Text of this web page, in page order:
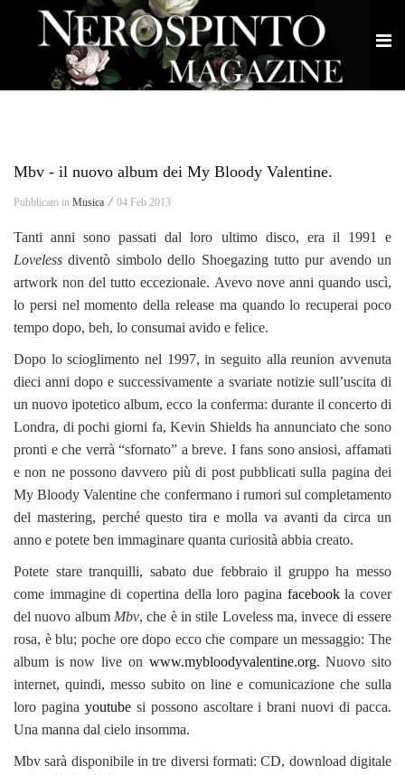
Mbv - il nuovo album dei My Bloody Valentine.
Pubblicato in Musica ⁄ 04 Feb 2013
Tanti anni sono passati dal loro ultimo disco, era il 1991 e
Loveless diventò simbolo dello Shoegazing tutto pur avendo un
artwork non del tutto eccezionale. Avevo nove anni quando uscì,
lo persi nel momento della release ma quando lo recuperai poco
tempo dopo, beh, lo consumai avido e felice.
Dopo lo scioglimento nel 1997, in seguito alla reunion avvenuta
dieci anni dopo e successivamente a svariate notizie sull’uscita di
un nuovo ipotetico album, ecco la conferma: durante il concerto di
Londra, di pochi giorni fa, Kevin Shields ha annunciato che sono
pronti e che verrà “sfornato” a breve. I fans sono ansiosi, affamati
e non ne possono davvero più di post pubblicati sulla pagina dei
My Bloody Valentine che confermano i rumori sul completamento
del mastering, perché questo tira e molla va avanti da circa un
anno e potete ben immaginare quanta curiosità abbia creato.
Potete stare tranquilli, sabato due febbraio il gruppo ha messo
come immagine di copertina della loro pagina facebookla cover
del nuovo album Mbv, che è in stile Loveless ma, invece di essere
rosa, è blu; poche ore dopo ecco che compare un messaggio: The
album is now live on www.mybloodyvalentine.org. Nuovo sito
internet, quindi, messo subito on line e comunicazione che sulla
loro pagina youtubesi possono ascoltare i brani nuovi di pacca.
Una manna dal cielo insomma.
Mbv sarà disponibile in tre diversi formati: CD, download digitale